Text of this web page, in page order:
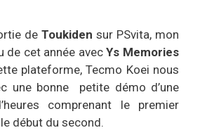
de Toukiden sur PSvita, mon
de cet année avecYs Memories
plateforme, Tecmo Koei nous
une bonne petite démo d’une
comprenant le premier
début du second.